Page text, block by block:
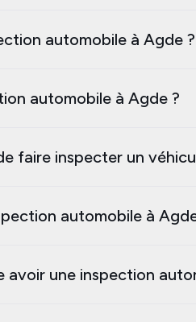
automobile à Agde ?
automobile à Agde ?
faire inspecter un
automobile à
avoir une inspection